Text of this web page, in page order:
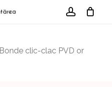
Bonde clic-clac PVD or